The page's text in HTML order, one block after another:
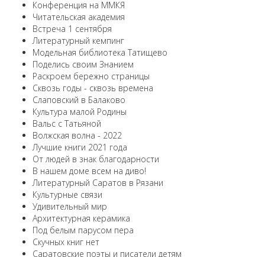
Конференция на ММКЯ
Читательская академия
Встреча 1 сентября
Литературный кемпинг
Модельная библиотека Татищево
Поделись своим Знанием
Раскроем бережно страницы
Сквозь годы - сквозь времена
Слаповский в Балаково
Культура малой Родины
Вальс с Татьяной
Волжская волна - 2022
Лучшие книги 2021 года
От людей в знак благодарности
В нашем доме всем на диво!
Литературный Саратов в Рязани
Культурные связи
Удивительный мир
Архитектурная керамика
Под белым парусом пера
Скучных книг нет
Саратовские поэты и писатели детям